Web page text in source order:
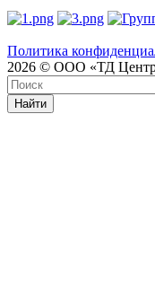
Политика
2026 © ООО «ТД
Найти